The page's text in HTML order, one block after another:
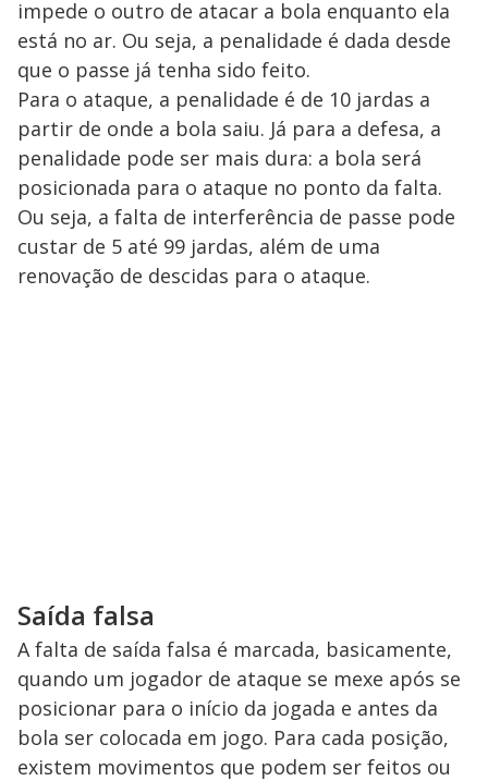
impede o outro de atacar a bola enquanto ela
está no ar. Ou seja, a penalidade é dada desde
que o passe já tenha sido feito.
Para o ataque, a penalidade é de 10 jardas a
partir de onde a bola saiu. Já para a defesa, a
penalidade pode ser mais dura: a bola será
posicionada para o ataque no ponto da falta.
Ou seja, a falta de interferência de passe pode
custar de 5 até 99 jardas, além de uma
renovação de descidas para o ataque.
Saída falsa
A falta de saída falsa é marcada, basicamente,
quando um jogador de ataque se mexe após se
posicionar para o início da jogada e antes da
bola ser colocada em jogo. Para cada posição,
existem movimentos que podem ser feitos ou